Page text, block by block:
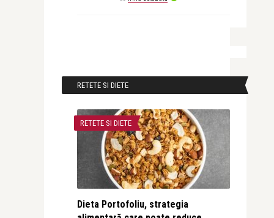
RETETE SI DIETE
RETETE SI DIETE
Dieta Portofoliu, strategia